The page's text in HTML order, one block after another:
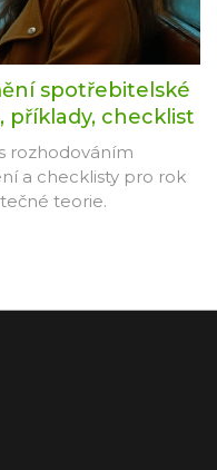
spotřebitelské
příklady, checklist
rozhodováním
a checklisty pro rok
teorie.